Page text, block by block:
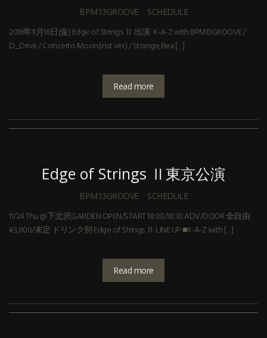
BPM13GROOVE SCHEDULE
2016年11月18日(金) Edge of Strings Ⅱ 出演: K-A-Z with BPM13GROOVE /
D_Drive / Concerto Moon(inst ver.) / Strange,Bea […]
Read more
Edge of Strings Ⅱ東京公演
BPM13GROOVE SCHEDULE
11/24 Thu @下北沢GARDEN OPEN/START 18:00/18:30 ADV/DOOR 全自由
¥3,800/未定 ドリンク別 Edge of Strings Ⅱ LINE UP ■K-A-Z with […]
Read more